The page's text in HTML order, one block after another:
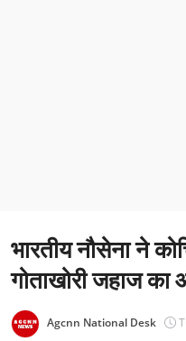
Business
Relationship
Education
भारतीय नौसेना ने
गोताखोरी जहाज
Agcnn National Desk